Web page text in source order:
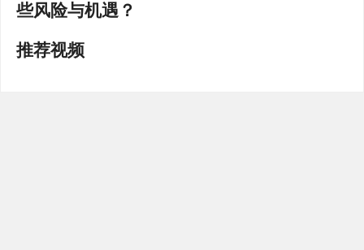
些风险与机遇？
推荐视频